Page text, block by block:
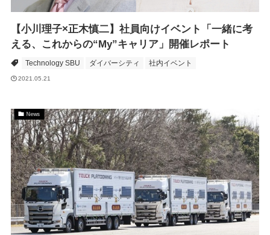
【小川理子×正木慎二】社員向けイベント「一緒に考
える、これからの“My”キャリア」開催レポート
Technology SBU ダイバーシティ 社内イベント
2021.05.21
News